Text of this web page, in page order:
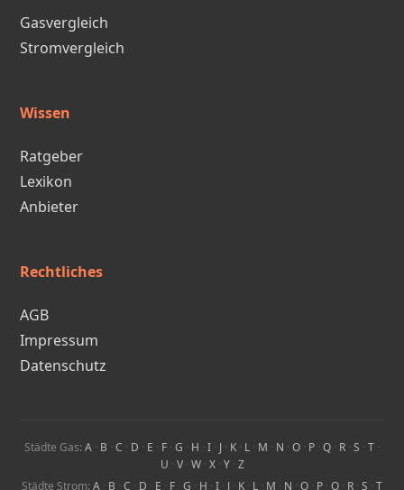
Gasvergleich
Stromvergleich
Wissen
Ratgeber
Lexikon
Anbieter
Rechtliches
AGB
Impressum
Datenschutz
Städte Gas: A · B · C · D · E · F · G · H · I · J · K · L · M · N · O · P · Q · R · S · T ·
U · V· W· X· Y· Z
Städte Strom: A · B · C · D · E · F · G · H · I · J · K · L · M · N · O · P · Q · R · S · T